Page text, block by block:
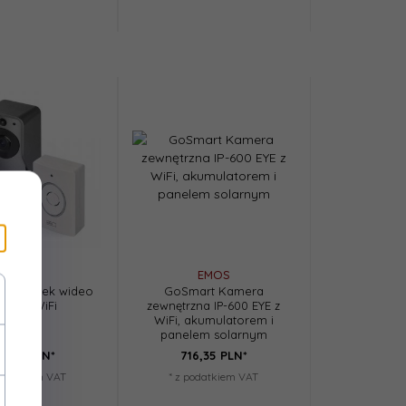
EMOS
wideo
z WiFi
PLN*
VAT
EMOS
GoSmart Kamera
zewnętrzna IP-600 EYE z
WiFi, akumulatorem i
panelem solarnym
716,35 PLN*
* z podatkiem VAT